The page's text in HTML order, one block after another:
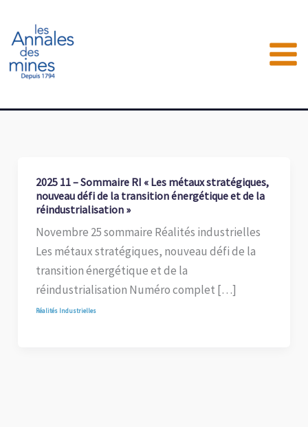
contenu
2025 11 – Sommaire RI « Les métaux stratégiques,
nouveau défi de la transition énergétique et de la
réindustrialisation »
Novembre 25 sommaire Réalités industrielles
Les métaux stratégiques, nouveau défi de la
transition énergétique et de la
réindustrialisation Numéro complet […]
Réalités Industrielles